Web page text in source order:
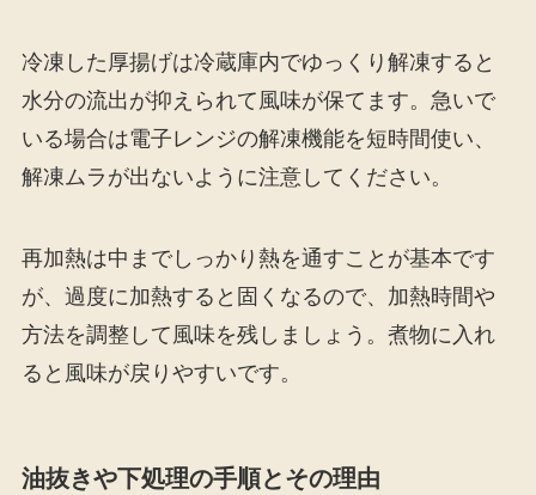
冷凍した厚揚げは冷蔵庫内でゆっくり解凍すると
水分の流出が抑えられて風味が保てます。急いで
いる場合は電子レンジの解凍機能を短時間使い、
解凍ムラが出ないように注意してください。
再加熱は中までしっかり熱を通すことが基本です
が、過度に加熱すると固くなるので、加熱時間や
方法を調整して風味を残しましょう。煮物に入れ
ると風味が戻りやすいです。
油抜きや下処理の手順とその理由